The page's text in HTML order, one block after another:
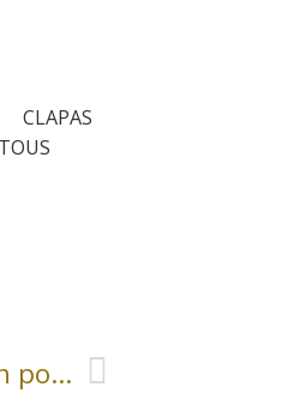
Les euros de la rentrée – Une nouvelle opération pour doper l’achat local !